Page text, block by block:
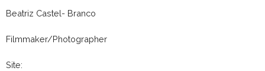
Beatriz Castel- Branco
Filmmaker/Photographer
Site: